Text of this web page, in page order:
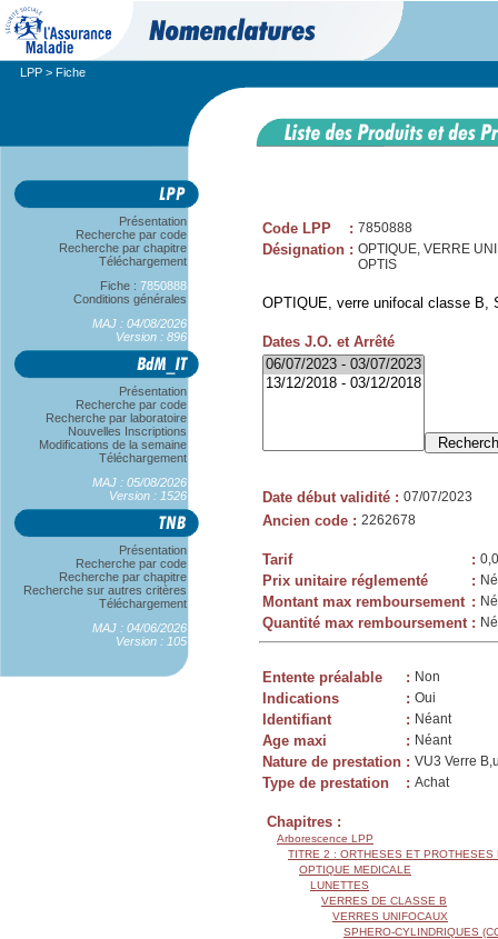
LPP > Fiche
Présentation
Recherche par code
Recherche par chapitre
Téléchargement
Fiche : 7850888
Conditions générales
MAJ : 04/08/2026
Version : 896
Présentation
Recherche par code
Recherche par laboratoire
Nouvelles Inscriptions
Modifications de la semaine
Téléchargement
MAJ : 05/08/2026
Version : 1526
Présentation
Recherche par code
Recherche par chapitre
Recherche sur autres critères
Téléchargement
MAJ : 04/06/2026
Version : 105
Code LPP : 7850888
Désignation : OPTIQUE, VERRE
OPTIS
OPTIQUE, verre unifocal classe B,
Dates J.O. et Arrêté
Date début validité : 07/07/2023
Ancien code : 2262678
Tarif :
Prix unitaire réglementé :
Montant max remboursement :
Quantité max remboursement :
Entente préalable : Non
Indications : Oui
Identifiant : Néant
Age maxi : Néant
Nature de prestation : VU3 Verre
Type de prestation : Achat
Chapitres :
Arborescence LPP
TITRE 2 : ORTHESES ET PROTHESES
OPTIQUE MEDICALE
LUNETTES
VERRES DE CLASSE B
VERRES UNIFOCAUX
SPHERO-CYLINDRIQUES